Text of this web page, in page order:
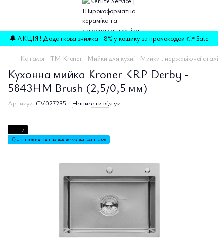
🔔 АКЦІЯ ! Додаткова знижка - 8% у кошику за промокодом 👉 Sale
Каталог TM Kroner Мийки для кухні Мийки з нержавіючої сталі
Кухонна мийка Kroner KRP Derby -
5843HM Brush (2,5/0,5 мм)
Артикул: CV027235 Написати відгук
7
👇 + ЗНИЖКА ЗА ПРОМОКОДОМ SALE - 8%